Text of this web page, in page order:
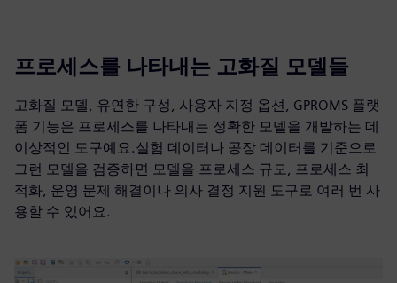
프로세스를 나타내는 고화질 모델들
고화질 모델, 유연한 구성, 사용자 지정 옵션, GPROMS 플랫
폼 기능은 프로세스를 나타내는 정확한 모델을 개발하는 데
이상적인 도구예요.실험 데이터나 공장 데이터를 기준으로
그런 모델을 검증하면 모델을 프로세스 규모, 프로세스 최
적화, 운영 문제 해결이나 의사 결정 지원 도구로 여러 번 사
용할 수 있어요.